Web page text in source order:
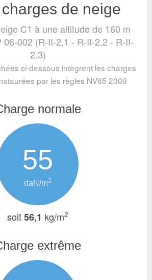
de neige
C1 à une altitude de 160 m
06-002 (R-II-2,1 - R-II-2,2 - R-II-
2,3)
ci-dessous intègrent les charges
par les règles NV65 2009
normale
55
daN/m2
soit56,1 kg/m2
extrême